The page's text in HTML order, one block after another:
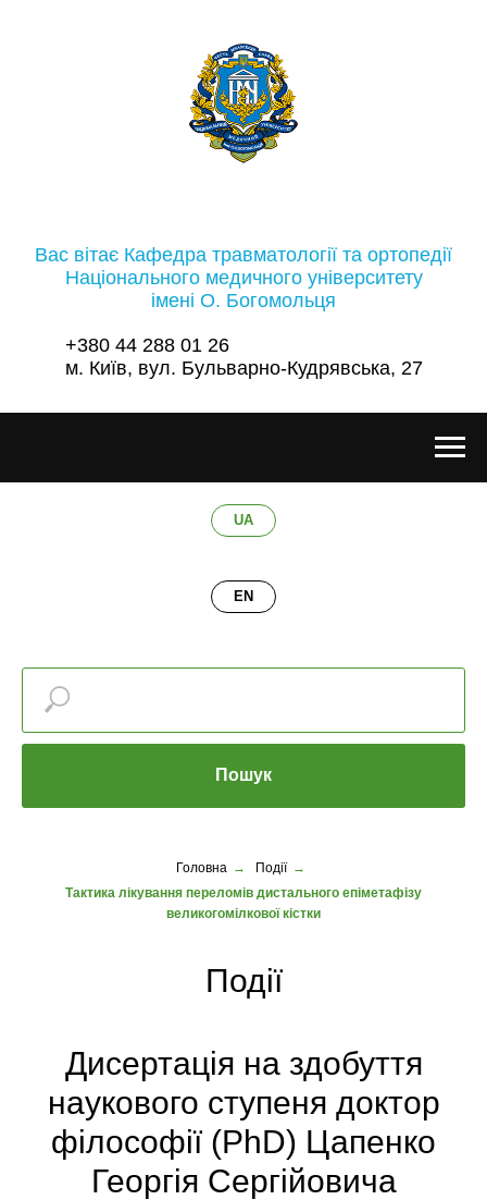
Вас вітає Кафедра травматології та ортопедії
Національного медичного університету
імені О. Богомольця
+380 44 288 01 26
м. Київ, вул. Бульварно-Кудрявська, 27
UA
EN
Пошук
Головна → Події →
Тактика лікування переломів дистального епіметафізу
великогомілкової кістки
Події
Дисертація на здобуття
наукового ступеня доктор
філософії (PhD) Цапенко
Георгія Сергійовича